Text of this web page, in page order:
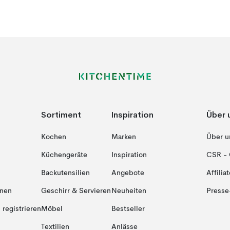
registrieren
Sortiment
Kochen
Küchengeräte
Backutensilien
Geschirr & Servieren
Möbel
Textilien
Inspiration
Marken
Inspiration
Angebote
Neuheiten
Bestseller
Anlässe
Über
Über
CSR -